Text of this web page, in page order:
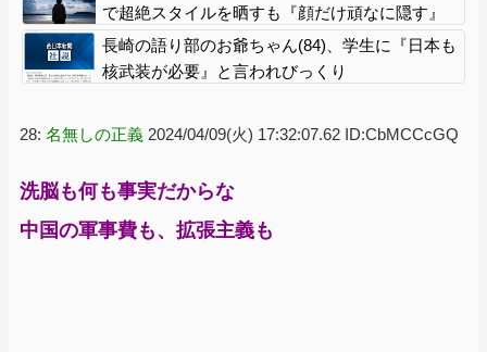
で超絶スタイルを晒すも『顔だけ頑なに隠す』
ムーブを継続へｗｗｗｗ
長崎の語り部のお爺ちゃん(84)、学生に『日本も
核武装が必要』と言われびっくり
28: 名無しの正義 2024/04/09(火) 17:32:07.62 ID:CbMCCcGQ
洗脳も何も事実だからな
中国の軍事費も、拡張主義も